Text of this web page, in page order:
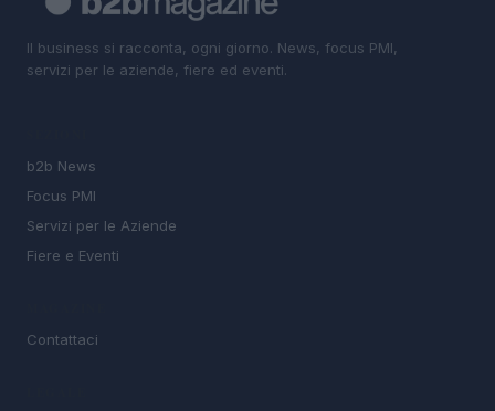
Il business si racconta, ogni giorno. News, focus PMI,
servizi per le aziende, fiere ed eventi.
b2b News
Focus PMI
Servizi per le Aziende
Fiere e Eventi
Contattaci